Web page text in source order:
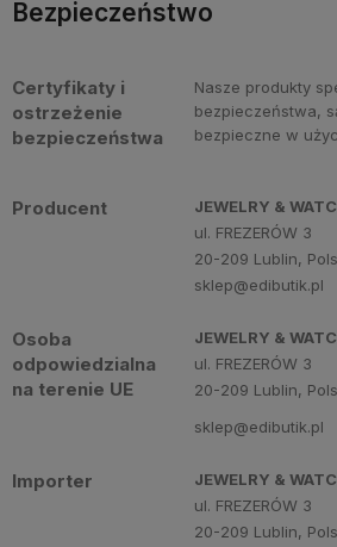
Bezpieczeństwo
Certyfikaty i
ostrzeżenie
bezpieczeństwa
Nasze produkty
bezpieczeństwa,
bezpieczne w
Producent
JEWELRY &
ul. FREZERÓW 3
20-209 Lublin,
sklep@edibutik.pl
Osoba
odpowiedzialna
na terenie UE
JEWELRY &
ul. FREZERÓW 3
20-209 Lublin,
sklep@edibutik.pl
Importer
JEWELRY &
ul. FREZERÓW 3
20-209 Lublin,